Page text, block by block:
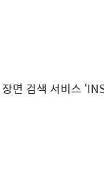
장면 검색 서비스 ‘